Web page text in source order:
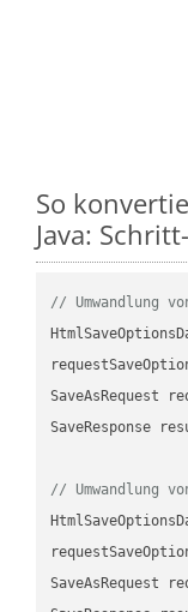
So
Java:
// Umwandlung
SaveAsRequest
SaveResponse
// Umwandlung
SaveAsRequest